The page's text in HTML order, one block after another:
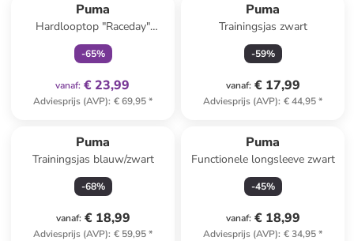
Puma
Hardlooptop "Raceday"
turquoise
-65%
vanaf: € 23,99
Adviesprijs (AVP): € 69,95*
Puma
Trainingsjas zwart
-59%
vanaf: € 17,99
Adviesprijs (AVP): € 44,95*
Puma
Trainingsjas blauw/zwart
-68%
vanaf: € 18,99
Adviesprijs (AVP): € 59,95*
Puma
Functionele longsleeve zwart
-45%
vanaf: € 18,99
Adviesprijs (AVP): € 34,95*